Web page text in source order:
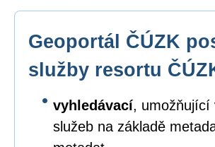
Geoportál ČÚZK
služby resortu
vyhledávací, umožňující
služeb na základě